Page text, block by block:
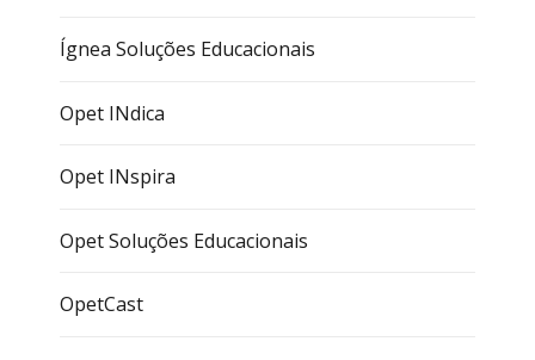
Ígnea Soluções Educacionais
Opet INdica
Opet INspira
Opet Soluções Educacionais
OpetCast